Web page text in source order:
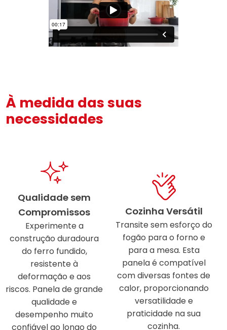
À medida das suas
necessidades
Qualidade sem
Compromissos
Experimente a
construção duradoura
do ferro fundido,
resistente à
deformação e aos
riscos. Panela de grande
qualidade e
desempenho muito
confiável ao longo do
Cozinha Versátil
Transite sem esforço do
fogão para o forno e
para a mesa. Esta
panela é compatível
com diversas fontes de
calor, proporcionando
versatilidade e
praticidade na sua
cozinha.